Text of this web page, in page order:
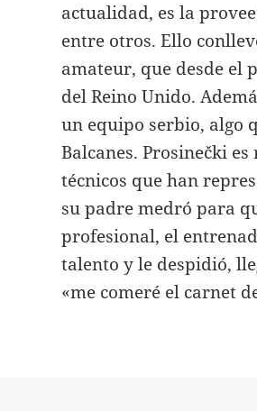
actualidad, es la
entre otros. Ello
amateur, que desde el
del Reino Unido.
un equipo serbio, algo
Balcanes. Prosinečki
técnicos que han
su padre medró para
profesional, el
talento y le despidió,
«me comeré el carnet